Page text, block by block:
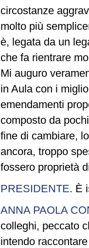
circostanze
molto più
è, legata da un
che fa rientrare
Mi auguro
in Aula con i
emendamenti
composto da
fine di cambiare,
ancora, troppo
fossero proprietà
PRESIDENTE. È
ANNA PAOLA
colleghi, peccato
intendo